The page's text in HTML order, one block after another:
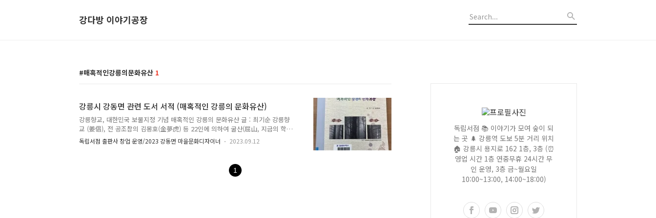
강다방 이야기공장
매혹적인강릉의문화유산 1
강릉시 강동면 관련 도서 서적 (매혹적인 강릉의 문화유산)
강릉향교, 대한민국 보물지정 기념 매혹적인 강릉의 문화유산 글 : 최기순 강릉향
교 (姜倡), 전 공조참의 김몽호(金夢虎) 등 22인에 의하여 굴산(屈山, 지금의 학
산) 왕고개 위에 세우고 석천묘(石泉廟)라 하였다. 효종 4년(癸巳, 1653) 강원도
관찰사 김익희(金熙, 재직 1651.10~1652.5), 강릉부사 이만영(李晩榮), 전 참의
담재(松潭齋)라 하였다. 현종 1년(庚子, 1660) 송담서원(松潭書院) 사액을 받았
다. ○ 송담서원(松潭書院)은 강릉시 강동면 언별리 1115번지에 있는 사액서원
독립서점 출판사 창업 운영/2023 강동면 마을문화디자이너 2023.09.12
1
독립서점 📚 이야기가 모여 숲이 되
는 곳 🌲 강릉역 도보 5분 거리 위치
🏠 강릉시 용지로 162 1층, 3층 (⏰
영업 시간 1층 연중무휴 24시간 무
인 운영, 3층 금~월요일
10:00~13:00, 14:00~18:00)